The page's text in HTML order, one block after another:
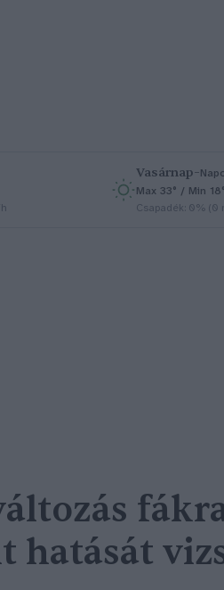
Vasárnap–
Max 33° / Min 18°
Csapadék: 0% (0
hatását